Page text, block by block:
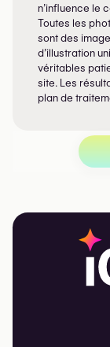
n’influence le
Toutes les
sont des
d’illustration
véritables
site. Les
plan de